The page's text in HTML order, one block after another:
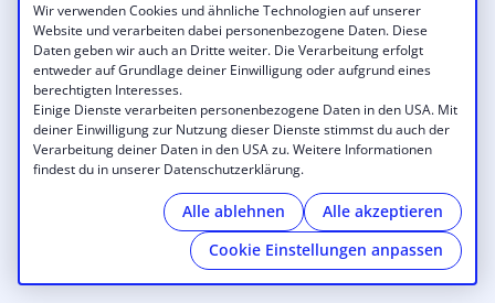
Wir verwenden Cookies und ähnliche Technologien auf unserer
Website und verarbeiten dabei personenbezogene Daten. Diese
Daten geben wir auch an Dritte weiter. Die Verarbeitung erfolgt
entweder auf Grundlage deiner Einwilligung oder aufgrund eines
berechtigten Interesses.
Einige Dienste verarbeiten personenbezogene Daten in den USA. Mit
deiner Einwilligung zur Nutzung dieser Dienste stimmst du auch der
Verarbeitung deiner Daten in den USA zu. Weitere Informationen
findest du in unserer Datenschutzerklärung.
Alle ablehnen
Alle akzeptieren
Cookie Einstellungen anpassen